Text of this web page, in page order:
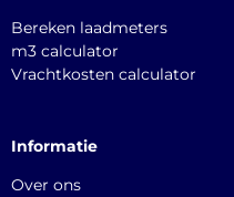
Bereken laadmeters
m3 calculator
Vrachtkosten calculator
Informatie
Over ons